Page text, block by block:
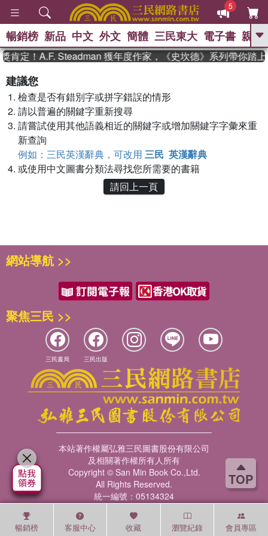
TOP
5
GO
史是一群喵 、
獎 臺灣漫遊錄
登輝時代 、 數學女孩：黎曼猜想 、
暢銷榜 新品 中文 外文 簡體 三民東大 電子書 親子
肯定！A.F. Steadman 獲年度作家，《史坎德》系列帶你踏上
建議您
檢查是否有錯別字或拼字錯誤的情形
請以普遍的關鍵字重新搜尋
請嘗試使用其他語義相近的關鍵字或增加關鍵字字彙來重
新查詢
例如：三民英漢辭典，可改用 三民 英漢辭典
或使用中文圖書分類法尋找您所需要的書籍
請回上一頁
暢銷榜 客服中心 收藏 瀏覽紀錄 會員專區
網站導航 >>
聚焦三民 >>
三民書局 三民出版
本站著作權屬弘雅三民圖書股份有限公司
及相關著作權所有人所有
Copyright © San Min Book Co.,Ltd.
All Rights Reserved.
統一編號：05134324